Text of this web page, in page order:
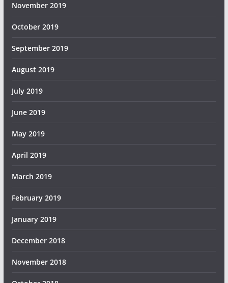
November 2019
October 2019
September 2019
August 2019
July 2019
June 2019
May 2019
April 2019
March 2019
February 2019
January 2019
December 2018
November 2018